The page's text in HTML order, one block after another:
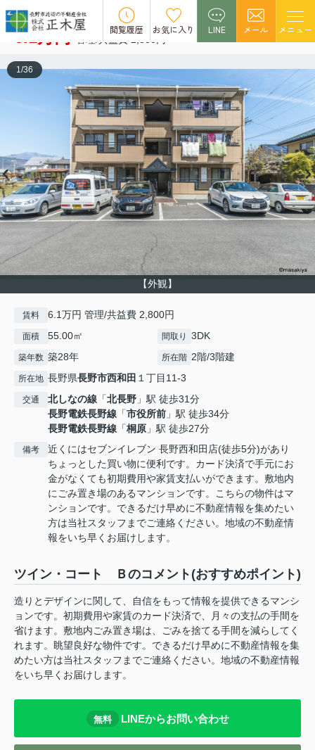
閲覧履歴 お気に入り LINE メール メニュー
ツイン・コート Ｂ 空室1
6.1万円
【外観】
1/36
賃料 6.1万円 管理/共益費 2,800円
面積 55.00㎡ 間取り 3DK
築年数 築28年 所在階 2階/3階建
所在地 長野県長野市西和田 １丁目11-3
交通 北しなの線 「北長野 」駅 徒歩31分
長野電鉄長野線 「市役所前 」駅 徒歩34分
長野電鉄長野線 「桐原 」駅 徒歩27分
備考
近くにはセブンイレブン 長野西和田店(徒歩5分)があり
ちょっとした買い物に便利です。カード決済で手元にお
金がなくても初期費用や家賃支払いができます。敷地内
にごみ置き場のあるマンションです。こちらの物件はマ
ンションです。できるだけ早めに不動産情報を集めたい
方は当社スタッフまでご連絡ください。地域の不動産情
報をいち早くお届けします。
ツイン・コート Ｂのコメント(おすすめポイント)
造りとデザインに関して、自信をもって情報を提供できるマンシ
ョンです。初期費用や家賃のカード決済で、月々の支払の手間を
省けます。敷地内ごみ置き場は、ごみを捨てる手間を減らしてく
れます。眺望良好な物件です。できるだけ早めに不動産情報を集
めたい方は当社スタッフまでご連絡ください。地域の不動産情報
をいち早くお届けします。
無料 LINEからお問い合わせ